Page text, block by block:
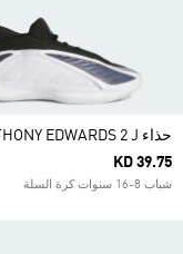
حذاء ANTHONY EDWARDS 2 J
KD 39.75
شباب 8-16 سنوات كرة السلة